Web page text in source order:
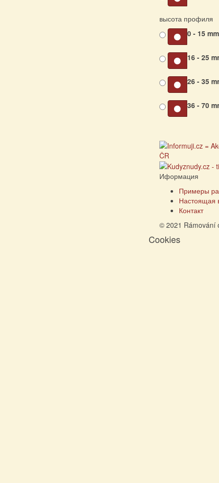
высота профиля
0 - 15
16 - 25
26 - 35
36 - 70
Иформация
Примеры
Настоящая
Контакт
© 2021 Rámování
Cookies